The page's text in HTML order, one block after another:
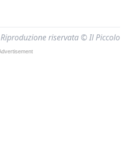
Riproduzione riservata © Il Piccolo